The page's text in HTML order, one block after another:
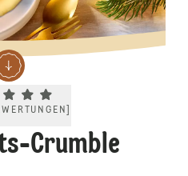
Current rating 5.0. Click to rate.
Crumble